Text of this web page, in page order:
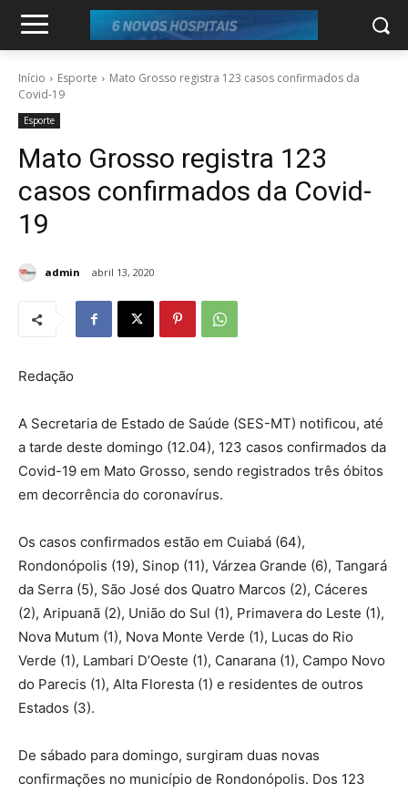
Início Esporte
Mato Grosso registra 123 casos confirmados da
Covid-19
Esporte
Mato Grosso registra 123
casos confirmados da Covid-
19
admin abril 13, 2020
Redação
A Secretaria de Estado de Saúde (SES-MT) notificou, até
a tarde deste domingo (12.04), 123 casos confirmados da
Covid-19 em Mato Grosso, sendo registrados três óbitos
em decorrência do coronavírus.
Os casos confirmados estão em Cuiabá (64),
Rondonópolis (19), Sinop (11), Várzea Grande (6), Tangará
da Serra (5), São José dos Quatro Marcos (2), Cáceres
(2), Aripuanã (2), União do Sul (1), Primavera do Leste (1),
Nova Mutum (1), Nova Monte Verde (1), Lucas do Rio
Verde (1), Lambari D’Oeste (1), Canarana (1), Campo Novo
do Parecis (1), Alta Floresta (1) e residentes de outros
Estados (3).
De sábado para domingo, surgiram duas novas
confirmações no município de Rondonópolis. Dos 123